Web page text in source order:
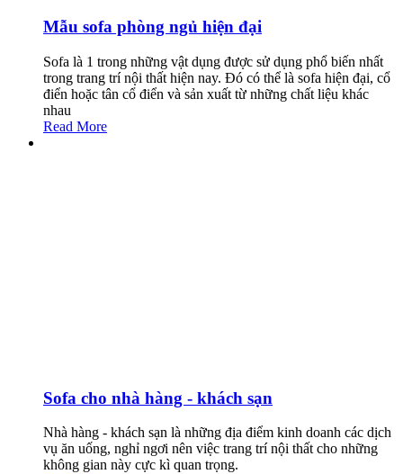
Mẫu sofa phòng ngủ hiện đại
Sofa là 1 trong những vật dụng được sử dụng phổ biến nhất
trong trang trí nội thất hiện nay. Đó có thể là sofa hiện đại, cổ
điển hoặc tân cổ điển và sản xuất từ những chất liệu khác
nhau
Read More
Sofa cho nhà hàng - khách sạn
Nhà hàng - khách sạn là những địa điểm kinh doanh các dịch
vụ ăn uống, nghỉ ngơi nên việc trang trí nội thất cho những
không gian này cực kì quan trọng.